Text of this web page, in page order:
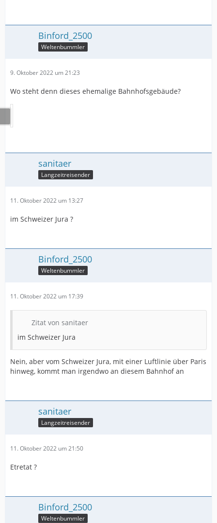
Binford_2500
Weltenbummler
9. Oktober 2022 um 21:23
Wo steht denn dieses ehemalige Bahnhofsgebäude?
sanitaer
Langzeitreisender
11. Oktober 2022 um 13:27
im Schweizer Jura ?
Binford_2500
Weltenbummler
11. Oktober 2022 um 17:39
Zitat von sanitaer
im Schweizer Jura
Nein, aber vom Schweizer Jura, mit einer Luftlinie über Paris
hinweg, kommt man irgendwo an diesem Bahnhof an
sanitaer
Langzeitreisender
11. Oktober 2022 um 21:50
Etretat ?
Binford_2500
Weltenbummler